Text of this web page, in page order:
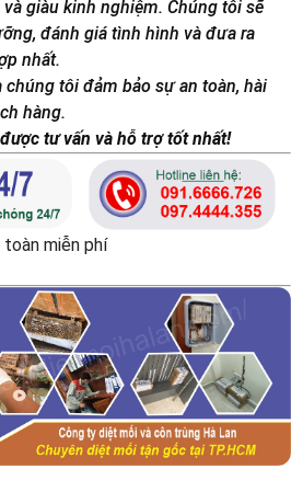
giàu kinh nghiệm. Chúng tôi sẽ
đánh giá tình hình và đưa ra
nhất.
chúng tôi đảm bảo sự an toàn, hài
hàng.
tư vấn và hỗ trợ tốt nhất!
miễn phí